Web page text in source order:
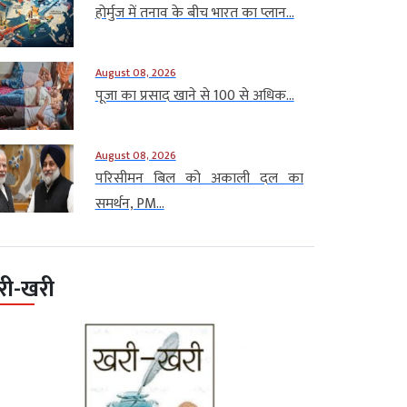
होर्मुज में तनाव के बीच भारत का प्लान...
August 08, 2026
पूजा का प्रसाद खाने से 100 से अधिक...
August 08, 2026
परिसीमन बिल को अकाली दल का
समर्थन, PM...
खरी